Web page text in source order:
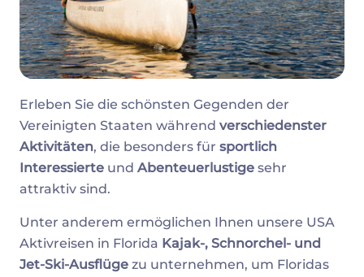
Erleben Sie die schönsten Gegenden der
Vereinigten Staaten während verschiedenster
Aktivitäten, die besonders für sportlich
Interessierte und Abenteuerlustige sehr
attraktiv sind.
Unter anderem ermöglichen Ihnen unsere USA
Aktivreisen in Florida Kajak-, Schnorchel- und
Jet-Ski-Ausflüge zu unternehmen, um Floridas